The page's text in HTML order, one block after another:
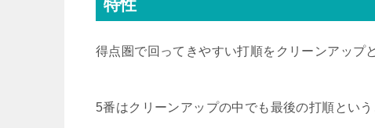
特性
得点圏で回ってきやすい打順をクリーンアップ
5番はクリーンアップの中でも最後の打順という